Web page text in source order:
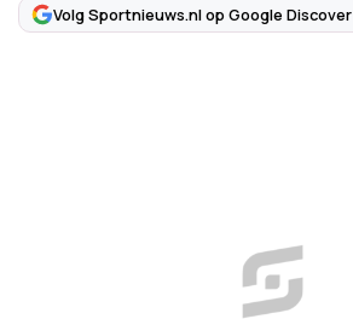
Volg Sportnieuws.nl op Google Discover